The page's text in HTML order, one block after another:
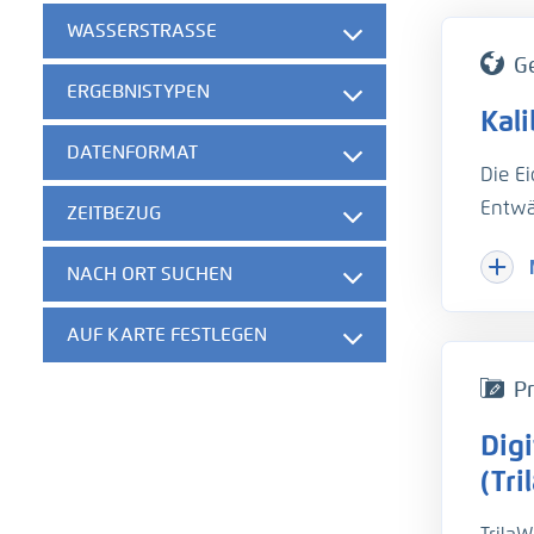
WASSERSTRASSE
ERGEBNISTYPEN
DATENFORMAT
ZEITBEZUG
NACH ORT SUCHEN
AUF KARTE FESTLEGEN
Die
der
die
Um